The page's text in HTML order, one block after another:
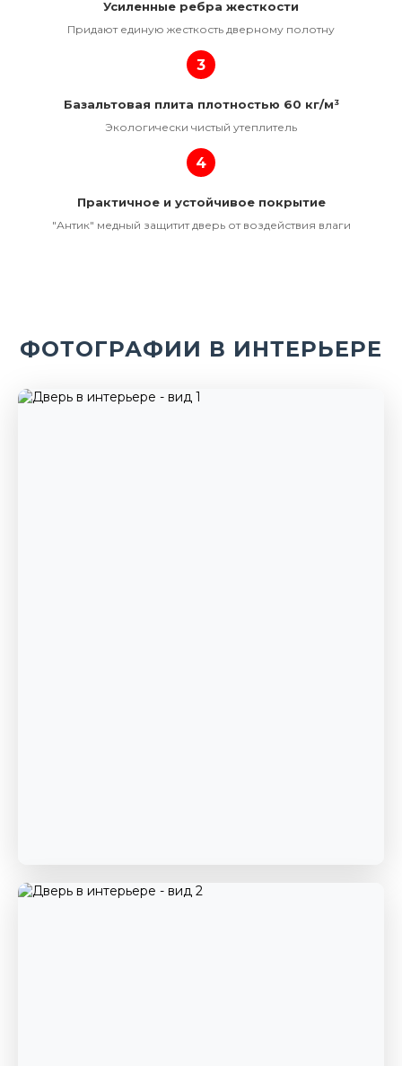
Усиленные ребра жесткости
Придают единую жесткость дверному полотну
3
Базальтовая плита плотностью 60 кг/м³
Экологически чистый утеплитель
4
Практичное и устойчивое покрытие
"Антик" медный защитит дверь от воздействия влаги
ФОТОГРАФИИ В ИНТЕРЬЕРЕ